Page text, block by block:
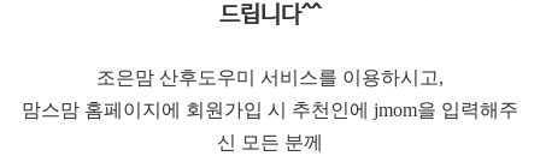
드립니다^^
조은맘 산후도우미 서비스를 이용하시고,
맘스맘 홈페이지에 회원가입 시 추천인에 jmom을 입력해주
신 모든 분께